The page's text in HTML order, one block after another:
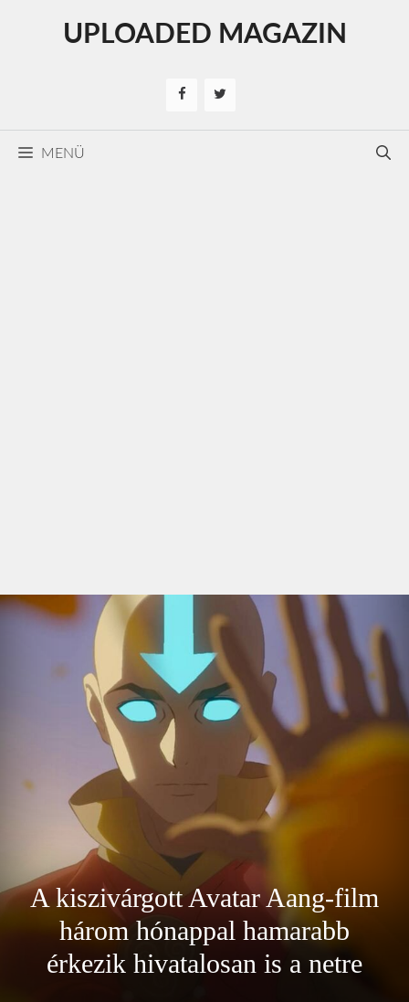
UPLOADED MAGAZIN
MENÜ
A kiszivárgott Avatar Aang-film
három hónappal hamarabb
érkezik hivatalosan is a netre